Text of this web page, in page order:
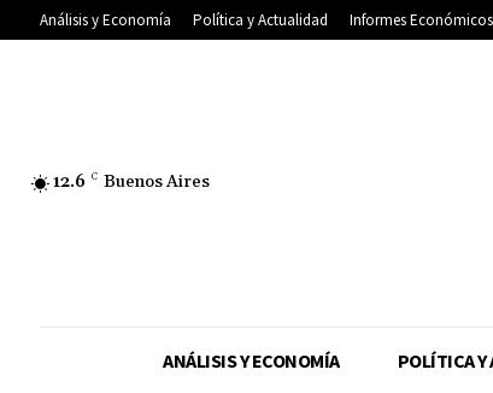
Análisis y Economía Política y Actualidad Informes Económicos
12.6 C Buenos Aires
ANÁLISIS Y ECONOMÍA POLÍTICA Y